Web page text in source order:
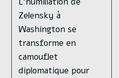
Zelensky à
Washington se
transforme en
camouflet
diplomatique pour